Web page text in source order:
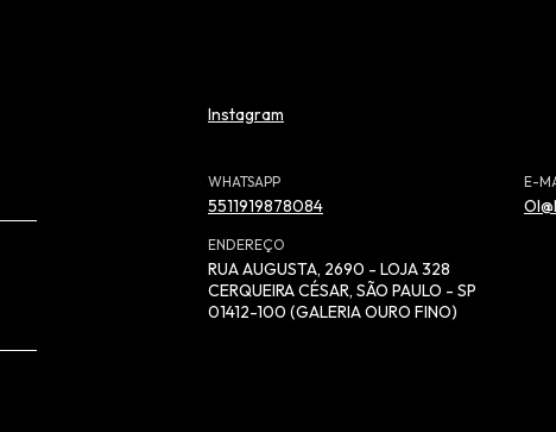
Instagram
WHATSAPP
5511919878084
E-
ENDEREÇO
RUA AUGUSTA, 2690 - LOJA 328
CERQUEIRA CÉSAR, SÃO PAULO - SP
01412-100 (GALERIA OURO FINO)